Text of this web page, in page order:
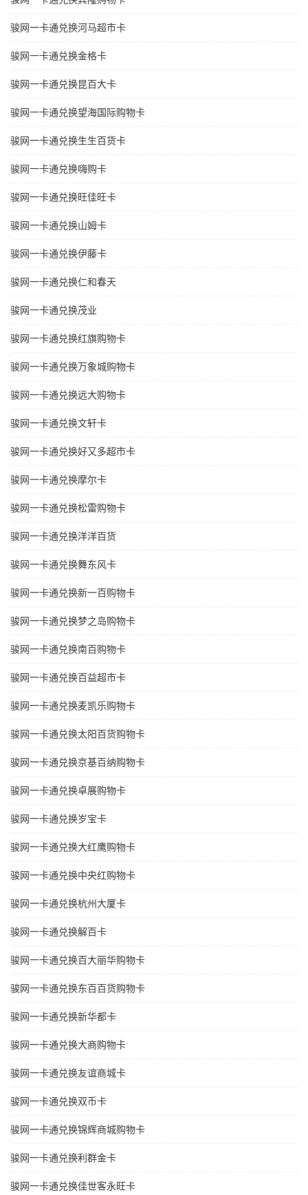
骏网一卡通兑换河马超市卡
骏网一卡通兑换金格卡
骏网一卡通兑换昆百大卡
骏网一卡通兑换望海国际购物卡
骏网一卡通兑换生生百货卡
骏网一卡通兑换嗨购卡
骏网一卡通兑换旺佳旺卡
骏网一卡通兑换山姆卡
骏网一卡通兑换伊藤卡
骏网一卡通兑换仁和春天
骏网一卡通兑换茂业
骏网一卡通兑换红旗购物卡
骏网一卡通兑换万象城购物卡
骏网一卡通兑换远大购物卡
骏网一卡通兑换文轩卡
骏网一卡通兑换好又多超市卡
骏网一卡通兑换摩尔卡
骏网一卡通兑换松雷购物卡
骏网一卡通兑换洋洋百货
骏网一卡通兑换舞东风卡
骏网一卡通兑换新一百购物卡
骏网一卡通兑换梦之岛购物卡
骏网一卡通兑换南百购物卡
骏网一卡通兑换百益超市卡
骏网一卡通兑换麦凯乐购物卡
骏网一卡通兑换太阳百货购物卡
骏网一卡通兑换京基百纳购物卡
骏网一卡通兑换卓展购物卡
骏网一卡通兑换岁宝卡
骏网一卡通兑换大红鹰购物卡
骏网一卡通兑换中央红购物卡
骏网一卡通兑换杭州大厦卡
骏网一卡通兑换解百卡
骏网一卡通兑换百大丽华购物卡
骏网一卡通兑换东百百货购物卡
骏网一卡通兑换新华都卡
骏网一卡通兑换大商购物卡
骏网一卡通兑换友谊商城卡
骏网一卡通兑换双币卡
骏网一卡通兑换锦辉商城购物卡
骏网一卡通兑换利群金卡
骏网一卡通兑换佳世客永旺卡